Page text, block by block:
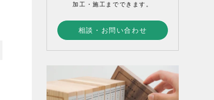
加工・施工までできます。
相談・お問い合わせ